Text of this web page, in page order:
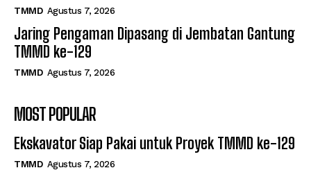
TMMD Agustus 7, 2026
Jaring Pengaman Dipasang di Jembatan Gantung
TMMD ke-129
TMMD Agustus 7, 2026
MOST POPULAR
Ekskavator Siap Pakai untuk Proyek TMMD ke-129
TMMD Agustus 7, 2026